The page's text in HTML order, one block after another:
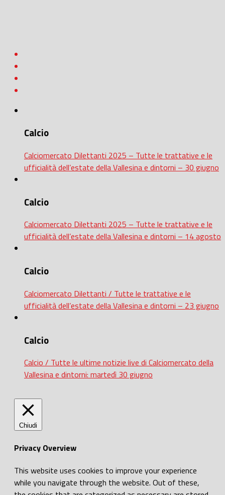
Calcio
Calciomercato Dilettanti 2025 – Tutte le trattative e le
ufficialità dell’estate della Vallesina e dintorni – 30 giugno
Calcio
Calciomercato Dilettanti 2025 – Tutte le trattative e le
ufficialità dell’estate della Vallesina e dintorni – 14 agosto
Calcio
Calciomercato Dilettanti / Tutte le trattative e le
ufficialità dell’estate della Vallesina e dintorni – 23 giugno
Calcio
Calcio / Tutte le ultime notizie live di Calciomercato della
Vallesina e dintorni: martedì 30 giugno
Chiudi
Privacy Overview
This website uses cookies to improve your experience
while you navigate through the website. Out of these,